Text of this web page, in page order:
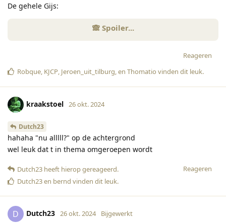
De gehele Gijs:
Reageren
Robque, KJCP, Jeroen_uit_tilburg, en Thomatio vinden dit leuk.
kraakstoel 26 okt. 2024
Dutch23
hahaha "nu alllll?" op de achtergrond
wel leuk dat t in thema omgeroepen wordt
Reageren
Dutch23 heeft hierop gereageerd.
Dutch23en bernd vinden dit leuk.
D Dutch23 26 okt. 2024 Bijgewerkt